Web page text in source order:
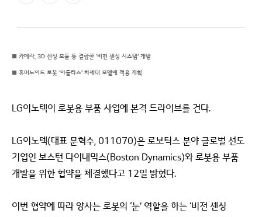
■ 카메라, 3D 센싱 모듈 등 결합한 ‘비전 센싱 시스템’ 개발
■ 휴머노이드 로봇 ‘아틀라스’ 차세대 모델에 적용 계획
LG이노텍이 로봇용 부품 사업에 본격 드라이브를 건다.
LG이노텍(대표 문혁수, 011070)은 로보틱스 분야 글로벌 선도
기업인 보스턴 다이내믹스(Boston Dynamics)와 로봇용 부품
개발을 위한 협약을 체결했다고 12일 밝혔다.
이번 협약에 따라 양사는 로봇의 ‘눈’ 역할을 하는 ‘비전 센싱